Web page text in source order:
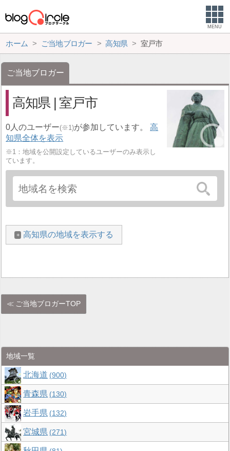
MENU
ホーム ご当地ブロガー 高知県 室戸市
ご当地ブロガー
高知県 | 室戸市
0人のユーザー(※1)が参加しています。高
知県全体を表示
※1：地域を公開設定しているユーザーのみ表示し
ています。
高知県の地域を表示する
ご当地ブロガーTOP
地域一覧
北海道 900
青森県 130
岩手県 132
宮城県 271